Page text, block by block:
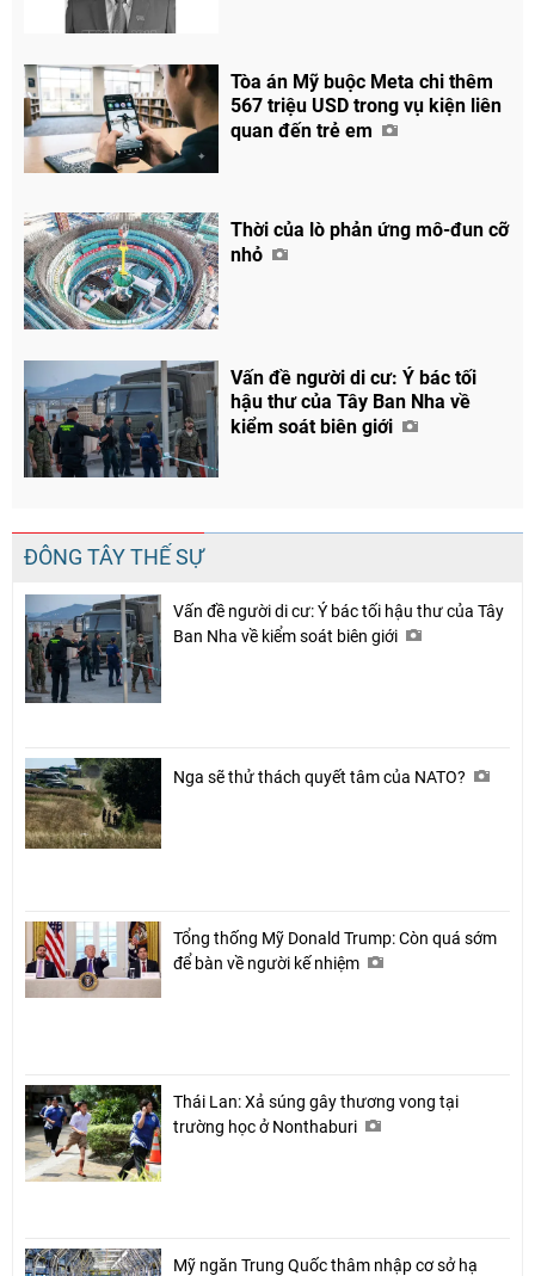
Tòa án Mỹ buộc Meta chi thêm
567 triệu USD trong vụ kiện liên
quan đến trẻ em
Thời của lò phản ứng mô-đun cỡ
nhỏ
Vấn đề người di cư: Ý bác tối
hậu thư của Tây Ban Nha về
kiểm soát biên giới
ĐÔNG TÂY THẾ SỰ
Vấn đề người di cư: Ý bác tối hậu thư của Tây
Ban Nha về kiểm soát biên giới
Nga sẽ thử thách quyết tâm của NATO?
Tổng thống Mỹ Donald Trump: Còn quá sớm
để bàn về người kế nhiệm
Thái Lan: Xả súng gây thương vong tại
trường học ở Nonthaburi
Mỹ ngăn Trung Quốc thâm nhập cơ sở hạ